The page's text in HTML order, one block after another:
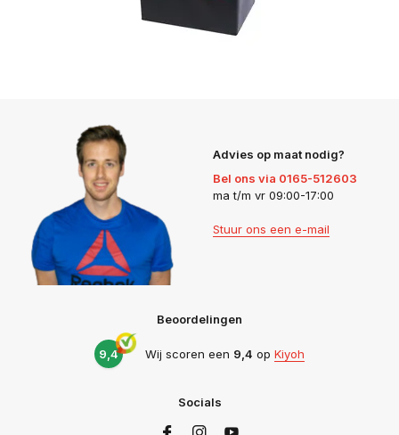
Advies op maat nodig?
Bel ons via 0165-512603
ma t/m vr 09:00-17:00
Stuur ons een e-mail
Beoordelingen
9,4 Wij scoren een 9,4 op Kiyoh
Socials